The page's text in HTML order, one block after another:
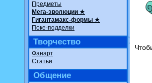
Предметы
Мега-эволюции ★
Гигантамакс-формы ★
Поке-подделки
Творчество
Фанарт
Статьи
Общение